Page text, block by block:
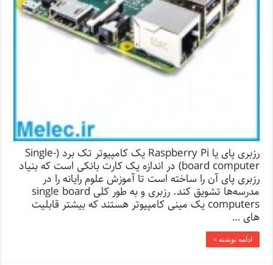
رزبری پای یا Raspberry Pi یک کامپیوتر تک برد (Single-
board computer) در اندازه یک کارت بانکی است که بنیاد
رزبری پای آن را ساخته است تا آموزش علوم رایانه را در
مدرسه‌ها تشویق کند. رزبری و به طور کلی single board
computers یک مینی کامپیوتر هستند که بیشتر قابلیت
های …
ادامه نوشته »